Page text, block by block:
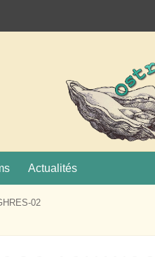
Actualités
02